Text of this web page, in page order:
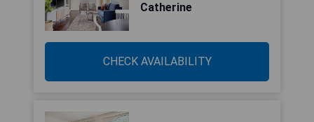
Catherine
CHECK AVAILABILITY